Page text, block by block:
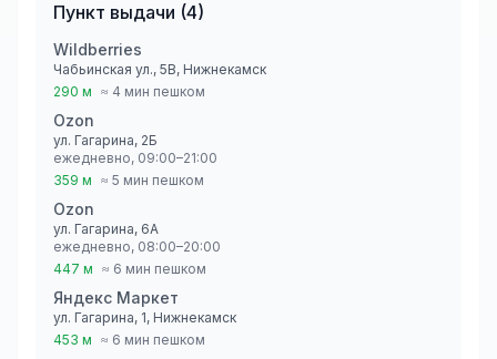
Пункт выдачи (4)
Wildberries
Чабьинская ул., 5В, Нижнекамск
290 м ≈ 4 мин пешком
Ozon
ул. Гагарина, 2Б
ежедневно, 09:00–21:00
359 м ≈ 5 мин пешком
Ozon
ул. Гагарина, 6А
ежедневно, 08:00–20:00
447 м ≈ 6 мин пешком
Яндекс Маркет
ул. Гагарина, 1, Нижнекамск
453 м ≈ 6 мин пешком